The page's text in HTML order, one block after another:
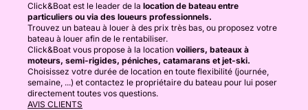
Click&Boat est le leader de la location de bateau entre
particuliers ou via des loueurs professionnels.
Trouvez un bateau à louer à des prix très bas, ou proposez votre
bateau à louer afin de le rentabiliser.
Click&Boat vous propose à la location voiliers, bateaux à
moteurs, semi-rigides, péniches, catamarans et jet-ski.
Choisissez votre durée de location en toute flexibilité (journée,
semaine, ...) et contactez le propriétaire du bateau pour lui poser
directement toutes vos questions.
AVIS CLIENTS